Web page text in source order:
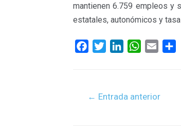
mantienen 6.759 empleos y
estatales, autonómicos y
b
t
e
W
s
l
← Entrada anterior